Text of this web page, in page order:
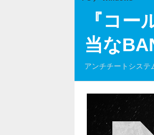
『コ
当な
アンチチートシステ